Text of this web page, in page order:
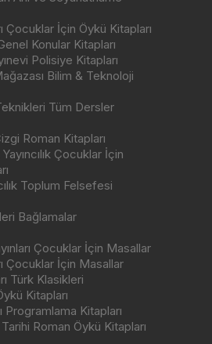
Çocuklar İçin Öykü Kitapları
Konular Kitapları
Polisiye Kitapları
Bilim & Teknoloji
Tüm Dersler
Roman Kitapları
Çocuklar İçin
Toplum Felsefesi
Bağlamalar
Çocuklar İçin Masallar
Çocuklar İçin Masallar
Türk Klasikleri
Kitapları
Programlama Kitapları
Tarihi Roman Öykü Kitapları